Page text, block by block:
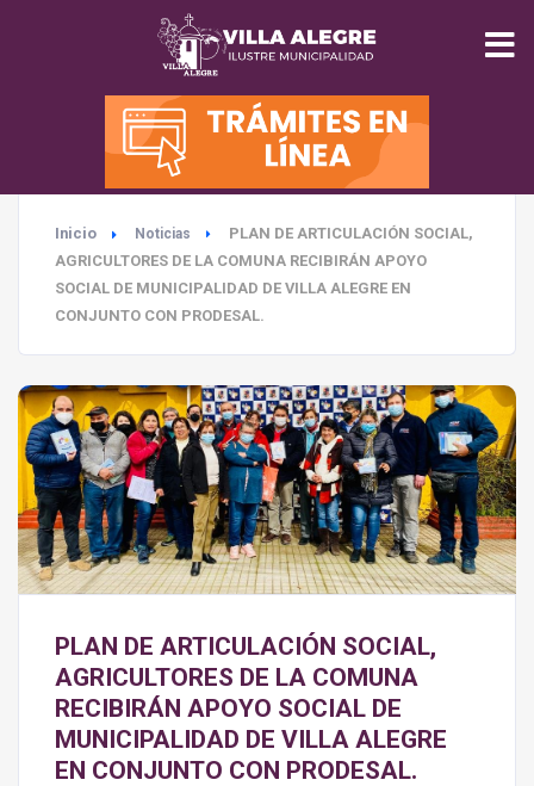
INICIO
MUNICIPALIDAD
SEGURIDAD
SALUD
TURISMO
MEDIO AMBIENTE
Inicio Noticias
PLAN DE ARTICULACIÓN SOCIAL,
AGRICULTORES DE LA COMUNA RECIBIRÁN APOYO
SOCIAL DE MUNICIPALIDAD DE VILLA ALEGRE EN
CONJUNTO CON PRODESAL.
PLAN DE ARTICULACIÓN SOCIAL,
AGRICULTORES DE LA COMUNA
RECIBIRÁN APOYO SOCIAL DE
MUNICIPALIDAD DE VILLA ALEGRE
EN CONJUNTO CON PRODESAL.